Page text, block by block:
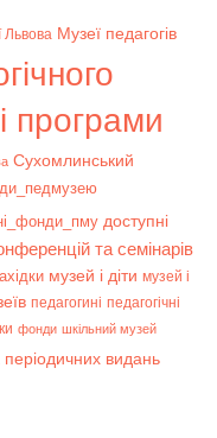
Львова Музеї педагогів
програми
Сухомлинський
доступні
та семінарів
музей і діти музей і
педагогині педагогічні
фонди шкільний музей
періодичних видань